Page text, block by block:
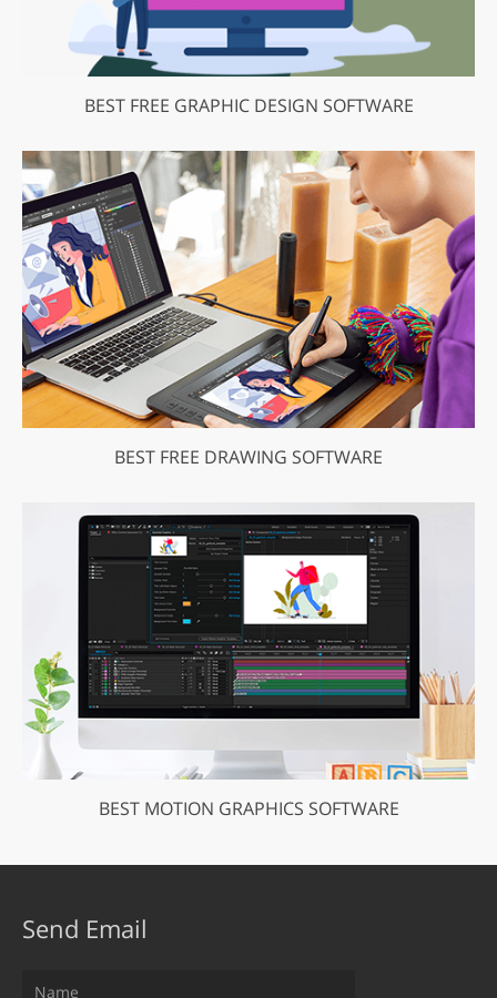
BEST FREE GRAPHIC DESIGN SOFTWARE
BEST FREE DRAWING SOFTWARE
BEST MOTION GRAPHICS SOFTWARE
Send Email